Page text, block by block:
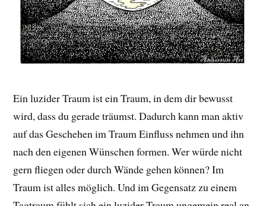
Ein luzider Traum ist ein Traum, in dem dir bewusst
wird, dass du gerade träumst. Dadurch kann man aktiv
auf das Geschehen im Traum Einfluss nehmen und ihn
nach den eigenen Wünschen formen. Wer würde nicht
gern fliegen oder durch Wände gehen können? Im
Traum ist alles möglich. Und im Gegensatz zu einem